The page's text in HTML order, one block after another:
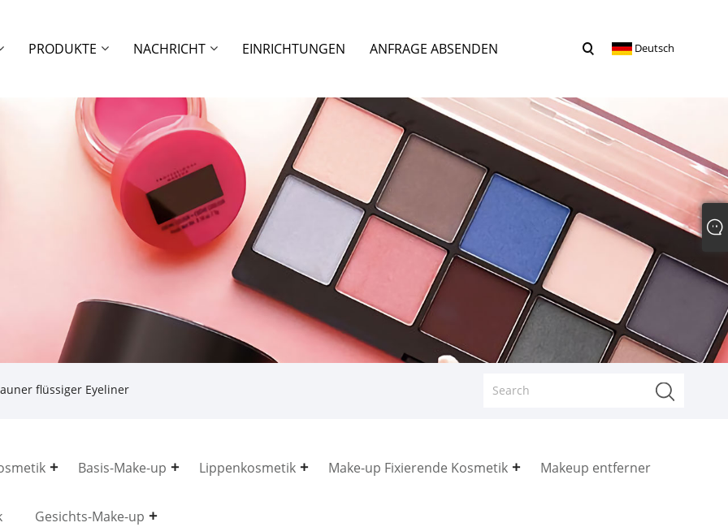
PRODUKTE NACHRICHT EINRICHTUNGEN ANFRAGE ABSENDEN Deutsch
flüssiger Eyeliner
Basis-Make-up Lippenkosmetik Make-up Fixierende Kosmetik Makeup entferner
Gesichts-Make-up